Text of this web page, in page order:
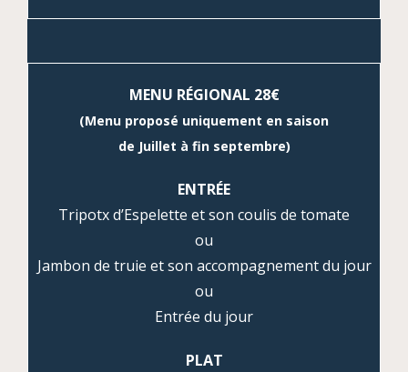
MENU RÉGIONAL 28€
(Menu proposé uniquement en saison
de Juillet à fin septembre)
ENTRÉE
Tripotx d’Espelette et son coulis de tomate
ou
Jambon de truie et son accompagnement du jour
ou
Entrée du jour
PLAT